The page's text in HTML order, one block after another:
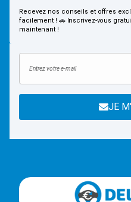
Recevez nos conseils et offres
facilement ! 🚗 Inscrivez-vous
maintenant !
JE